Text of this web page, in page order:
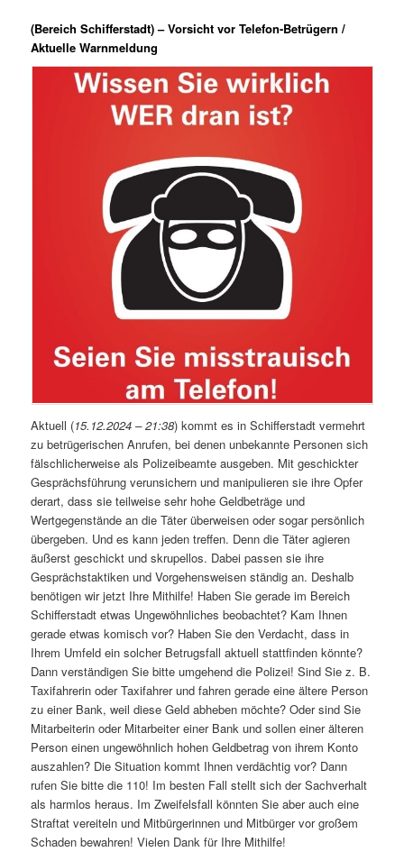
(Bereich Schifferstadt) – Vorsicht vor Telefon-Betrügern /
Aktuelle Warnmeldung
Aktuell (15.12.2024 – 21:38) kommt es in Schifferstadt vermehrt
zu betrügerischen Anrufen, bei denen unbekannte Personen sich
fälschlicherweise als Polizeibeamte ausgeben. Mit geschickter
Gesprächsführung verunsichern und manipulieren sie ihre Opfer
derart, dass sie teilweise sehr hohe Geldbeträge und
Wertgegenstände an die Täter überweisen oder sogar persönlich
übergeben. Und es kann jeden treffen. Denn die Täter agieren
äußerst geschickt und skrupellos. Dabei passen sie ihre
Gesprächstaktiken und Vorgehensweisen ständig an. Deshalb
benötigen wir jetzt Ihre Mithilfe! Haben Sie gerade im Bereich
Schifferstadt etwas Ungewöhnliches beobachtet? Kam Ihnen
gerade etwas komisch vor? Haben Sie den Verdacht, dass in
Ihrem Umfeld ein solcher Betrugsfall aktuell stattfinden könnte?
Dann verständigen Sie bitte umgehend die Polizei! Sind Sie z. B.
Taxifahrerin oder Taxifahrer und fahren gerade eine ältere Person
zu einer Bank, weil diese Geld abheben möchte? Oder sind Sie
Mitarbeiterin oder Mitarbeiter einer Bank und sollen einer älteren
Person einen ungewöhnlich hohen Geldbetrag von ihrem Konto
auszahlen? Die Situation kommt Ihnen verdächtig vor? Dann
rufen Sie bitte die 110! Im besten Fall stellt sich der Sachverhalt
als harmlos heraus. Im Zweifelsfall könnten Sie aber auch eine
Straftat vereiteln und Mitbürgerinnen und Mitbürger vor großem
Schaden bewahren! Vielen Dank für Ihre Mithilfe!